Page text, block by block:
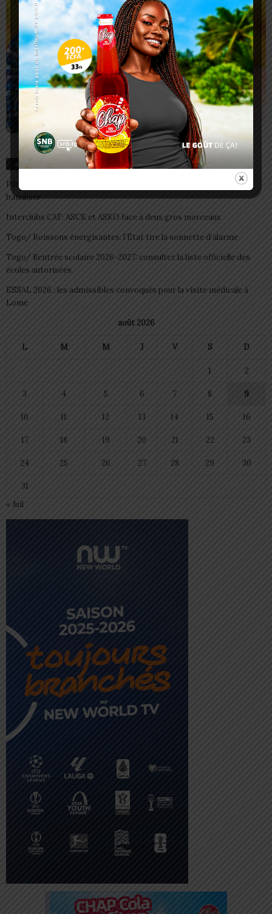
Articles récents
Pilule du lendemain : un recours d’urgence, pas une habitude à
banaliser
Interclubs CAF: ASCK et ASKO face à deux gros morceaux
Togo/ Boissons énergisantes: l’État tire la sonnette d’alarme
Togo/ Rentrée scolaire 2026-2027: consultez la liste officielle des
écoles autorisées
ESSAL 2026 : les admissibles convoqués pour la visite médicale à
Lomé
août 2026
L M M J V S D
1 2
3 4 5 6 7 8 9
10 11 12 13 14 15 16
17 18 19 20 21 22 23
24 25 26 27 28 29 30
31
« Juil